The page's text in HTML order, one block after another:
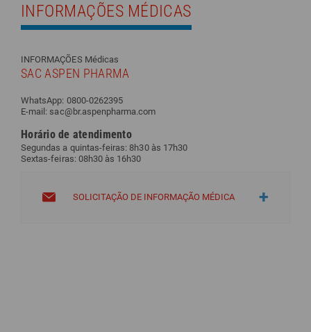
INFORMAÇÕES MÉDICAS
INFORMAÇÕES Médicas
SAC ASPEN PHARMA
WhatsApp: 0800-0262395
E-mail: sac@br.aspenpharma.com
Horário de atendimento
Segundas a quintas-feiras: 8h30 às 17h30
Sextas-feiras: 08h30 às 16h30
SOLICITAÇÃO DE INFORMAÇÃO MÉDICA